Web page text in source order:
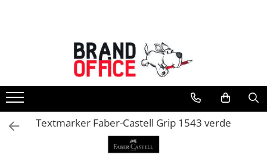
Unitate Protejata - PRODUCTIE
Hartie copiator si produse
tipografice
Produse consumabile din hartie
Detergenti si dezinfectanti
Textmarker Faber-Castell Grip 1543 verde